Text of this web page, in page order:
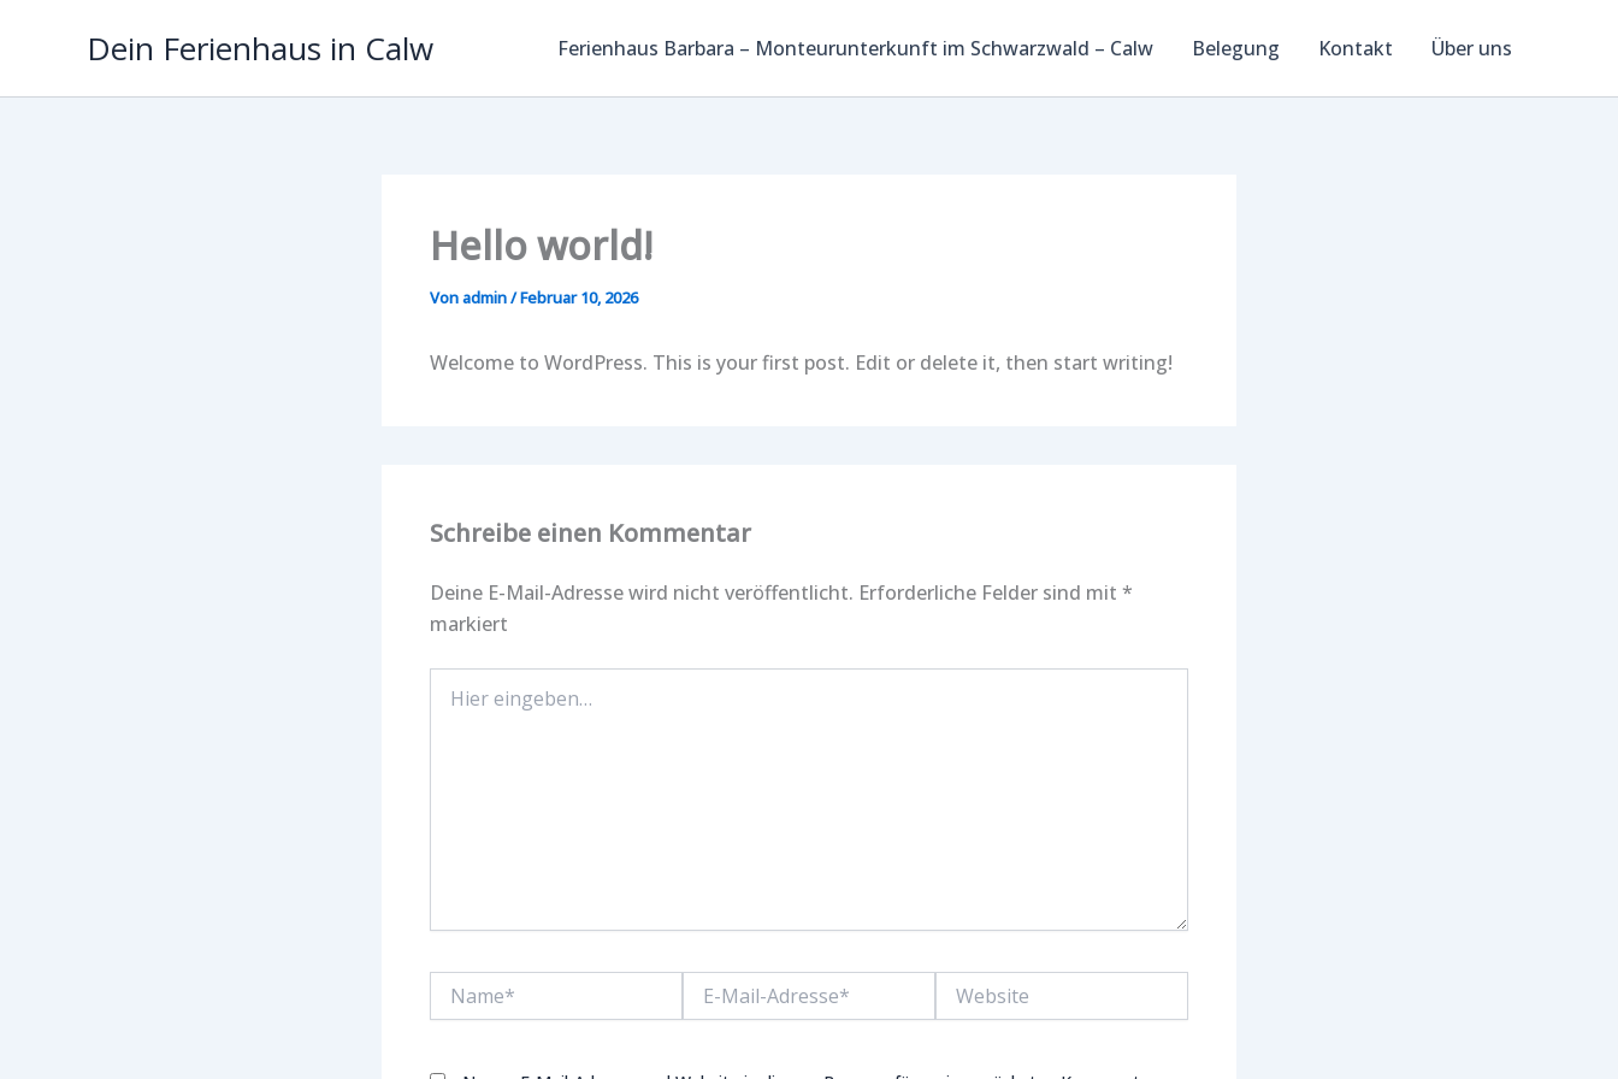
Dein Ferienhaus in Calw Ferienhaus Barbara – Monteurunterkunft im Schwarzwald – Calw Belegung Kontakt Über uns
Hello world!
Vonadmin/Februar 10, 2026
Welcome to WordPress. This is your first post. Edit or delete it, then start writing!
Schreibe einen Kommentar
Deine E-Mail-Adresse wird nicht veröffentlicht. Erforderliche Felder sind mit *
markiert
eingeben…
Mail-